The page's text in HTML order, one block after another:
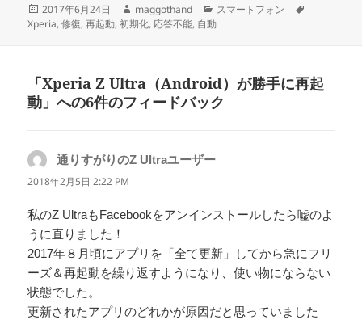
投
稿
2017年6月24日
作
成
maggothand
カ
テ
スマートフォン
Xperia,修復,再起動,初期化, 応答不能, 自動
「Xperia Z Ultra（Android）が勝手に再起
動」への6件のフィードバック
通りすがりのZ Ultraユーザー
2018年2月5日 2:22 PM
私のZ UltraもFacebookをアンインストールしたら嘘のよ
うに直りました！
2017年８月頃にアプリを「全て更新」してから急にフリ
ーズ＆再起動を繰り返すようになり、使い物にならない
状態でした。
更新されたアプリのどれかが原因だと思っていました